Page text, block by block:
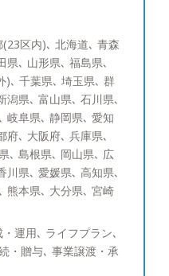
用や管理といって
険・証券・不動産な
絡む場合がほとんどで
メリット・デメリット
見識を持ってバランス
です。しかし一方で、
提案をするので、全く
、結果的に内容の重複
うケースがよく起こり
AWパートナーズで
場である」という強み
みや目標に対して中立
を何よりも心掛けて
りに対して、社内の
連携をとりながら、ご
掲載されておりまし
創業し、ファイナン
いお客様の経済的課題
のような経験から資
こと、将来の相続対策
をご提案できます。
場からフラットな目線
セカンドオピニオンと
ずはお気軽にご相談く
ビス 日本株式（中小
、米国株式、先進国債
ポートフォリオコン
車、教育について
ンを飲むこと、時
区内)､ 北海道､ 青森
県､ 山形県､ 福島県､
)､ 千葉県､ 埼玉県､ 群
潟県､ 富山県､ 石川県､
岐阜県､ 静岡県､ 愛知
府､ 大阪府､ 兵庫県､
､ 島根県､ 岡山県､ 広
川県､ 愛媛県､ 高知県､
熊本県､ 大分県､ 宮崎
運用､ ライフプラン､
・贈与､ 事業譲渡・承